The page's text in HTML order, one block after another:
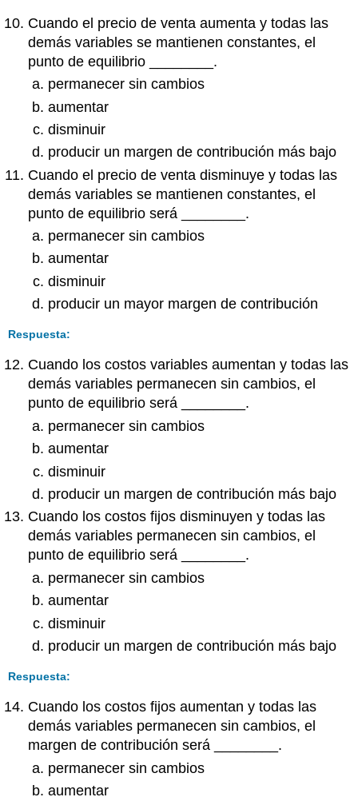
Cuando el precio de venta aumenta y todas las
demás variables se mantienen constantes, el
punto de equilibrio ________.
permanecer sin cambios
aumentar
disminuir
producir un margen de contribución más bajo
Cuando el precio de venta disminuye y todas las
demás variables se mantienen constantes, el
punto de equilibrio será ________.
permanecer sin cambios
aumentar
disminuir
producir un mayor margen de contribución
Respuesta:
Cuando los costos variables aumentan y todas las
demás variables permanecen sin cambios, el
punto de equilibrio será ________.
permanecer sin cambios
aumentar
disminuir
producir un margen de contribución más bajo
Cuando los costos fijos disminuyen y todas las
demás variables permanecen sin cambios, el
punto de equilibrio será ________.
permanecer sin cambios
aumentar
disminuir
producir un margen de contribución más bajo
Respuesta:
Cuando los costos fijos aumentan y todas las
demás variables permanecen sin cambios, el
margen de contribución será ________.
permanecer sin cambios
aumentar